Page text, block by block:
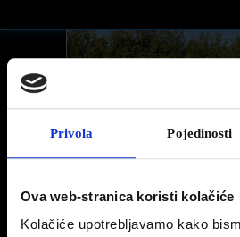
Privola Pojedinosti
Ova web-stranica koristi kolačiće
Kolačiće upotrebljavamo kako